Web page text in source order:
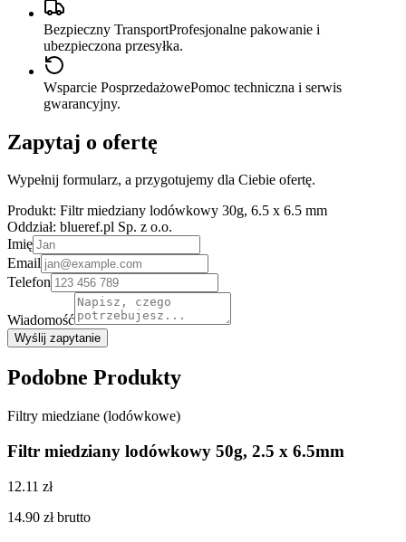
Bezpieczny TransportProfesjonalne pakowanie i
ubezpieczona przesyłka.
Wsparcie PosprzedażowePomoc techniczna i serwis
gwarancyjny.
Zapytaj o ofertę
Wypełnij formularz, a przygotujemy dla Ciebie ofertę.
Produkt: Filtr miedziany lodówkowy 30g, 6.5 x 6.5 mm
Oddział: blueref.pl Sp. z o.o.
Imię
Email
Telefon
Wiadomość
Wyślij zapytanie
Podobne Produkty
Filtry miedziane (lodówkowe)
Filtr miedziany lodówkowy 50g, 2.5 x 6.5mm
12.11 zł
14.90 zł brutto